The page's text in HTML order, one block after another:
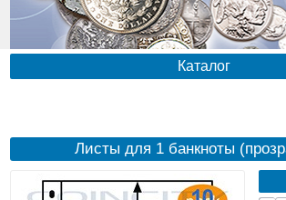
Каталог
Листы для 1 банкноты